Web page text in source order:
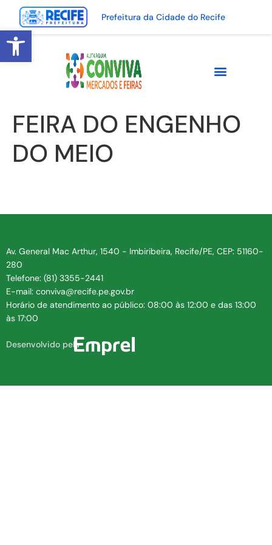
Abrir a barra de ferramentas
Prefeitura da Cidade do Recife
FEIRA DO ENGENHO
DO MEIO
Av. General Mac Arthur, 1540 - Imbiribeira, Recife/PE, CEP: 51160-
280
Telefone: (81) 3355-2441
E-mail: conviva@recife.pe.gov.br
Horário de atendimento ao público: 08:00 às 12:00 e das 13:00
às 17:00
Desenvolvido pela